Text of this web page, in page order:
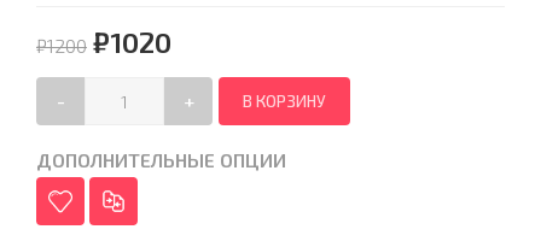
₽1200 ₽1020
- +
ДОПОЛНИТЕЛЬНЫЕ ОПЦИИ